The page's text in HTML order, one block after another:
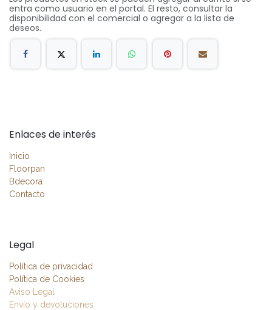
entra como usuario en el portal. El resto, consultar la
disponibilidad con el comercial o agregar a la lista de
deseos.
Enlaces de interés
Inicio
Floorpan
Bdecora
Contacto
Legal
Política de privacidad
Política de Cookies
Aviso Legal
Envío y devoluciones